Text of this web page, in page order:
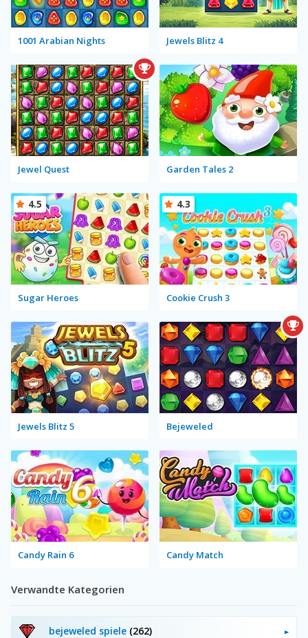
1001 Arabian Nights Jewels Blitz 4
Jewel Quest Garden Tales 2
Sugar Heroes
4.5
Cookie Crush 3
4.3
Jewels Blitz 5 Bejeweled
Candy Rain 6 Candy Match
Verwandte Kategorien
bejeweled spiele (262)